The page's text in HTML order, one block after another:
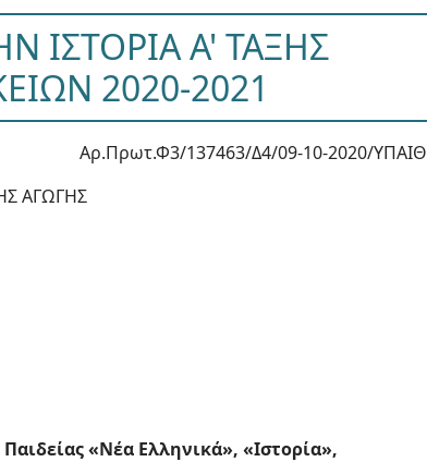
ΙΣΤΟΡΙΑ Α' ΤΑΞΗΣ
2020-2021
Αρ.Πρωτ.Φ3/137463/Δ4/09-10-2020/ΥΠΑΙΘ
ΑΓΩΓΗΣ
«Νέα Ελληνικά», «Ιστορία»,